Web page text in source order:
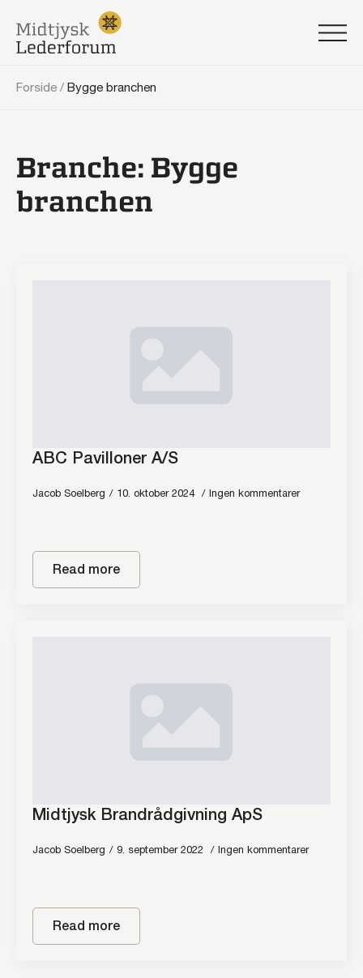
Forside / Bygge branchen
Branche: Bygge
branchen
ABC Pavilloner A/S
Jacob Soelberg 10. oktober 2024 Ingen kommentarer
Read more
Midtjysk Brandrådgivning ApS
Jacob Soelberg 9. september 2022 Ingen kommentarer
Read more